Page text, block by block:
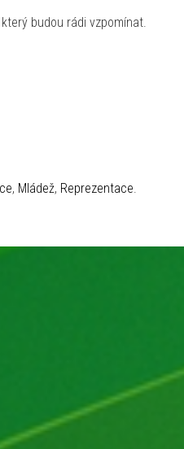
budou rádi vzpomínat.
, Mládež, Reprezentace.